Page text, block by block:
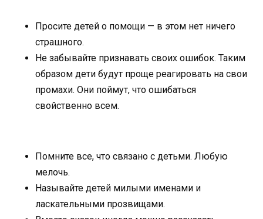
Просите детей о помощи — в этом нет ничего
страшного.
Не забывайте признавать своих ошибок. Таким
образом дети будут проще реагировать на свои
промахи. Они поймут, что ошибаться
свойственно всем.
Помните все, что связано с детьми. Любую
мелочь.
Называйте детей милыми именами и
ласкательными прозвищами.